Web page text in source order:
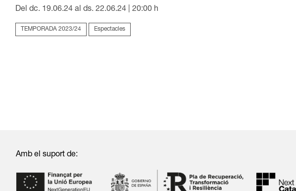
Del dc. 19.06.24 al ds. 22.06.24 20:00 h
TEMPORADA 2023/24 Espectacles
Amb el suport de: